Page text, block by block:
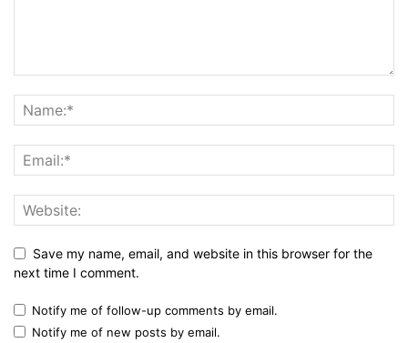
Save my name, email, and website in this browser for the
next time I comment.
Notify me of follow-up comments by email.
Notify me of new posts by email.